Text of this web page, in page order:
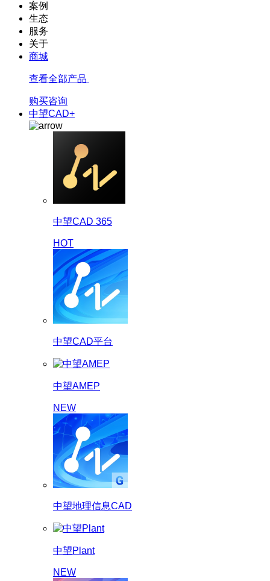
案例
生态
服务
关于
商城
查看全部产品
购买咨询
中望CAD+
中望CAD 365
HOT
中望CAD平台
中望AMEP
NEW
中望地理信息CAD
中望Plant
NEW